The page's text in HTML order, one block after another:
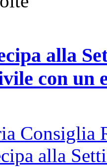
alla
con un
Consiglia